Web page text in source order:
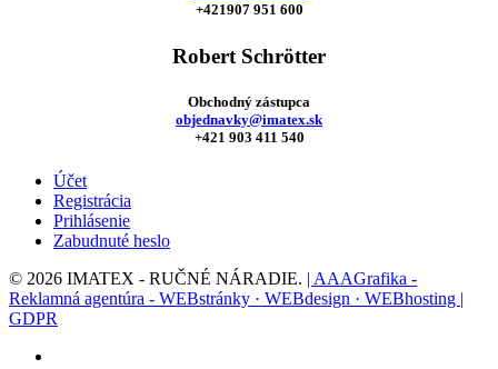
+421907 951 600
Robert Schrötter
Obchodný zástupca
objednavky@imatex.sk
+421 903 411 540
Účet
Registrácia
Prihlásenie
Zabudnuté heslo
© 2026 IMATEX - RUČNÉ NÁRADIE. | AAAGrafika -
Reklamná agentúra - WEBstránky · WEBdesign · WEBhosting |
GDPR